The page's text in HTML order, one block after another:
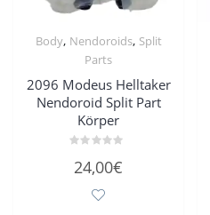
Body, Nendoroids, Split
Parts
2096 Modeus Helltaker
Nendoroid Split Part
Körper
mit
24,00€